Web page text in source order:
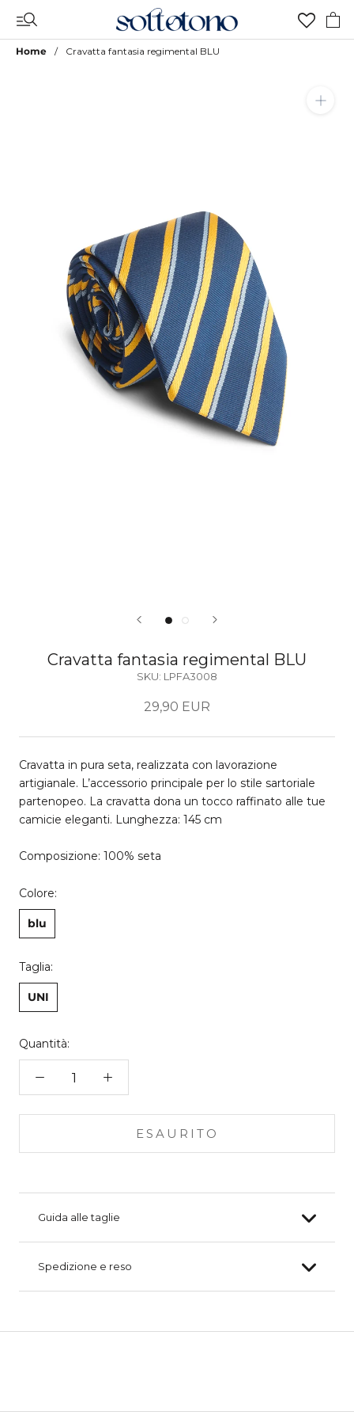
contenuto
Home Cravatta fantasia regimental BLU
Cravatta fantasia regimental BLU
SKU: LPFA3008
29,90 EUR
Cravatta in pura seta, realizzata con lavorazione
artigianale. L’accessorio principale per lo stile sartoriale
partenopeo. La cravatta dona un tocco raffinato alle tue
camicie eleganti. Lunghezza: 145 cm
Composizione: 100% seta
Colore:
blu
Taglia:
UNI
Quantità:
ESAURITO
Guida alle taglie
Spedizione e reso